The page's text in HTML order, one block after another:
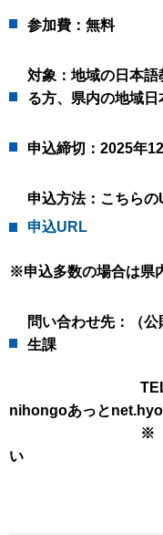
参加費：無料
対象：地域の日本
る方、県内の地域
申込締切：2025年
申込方法：こちら
申込URL
※申込多数の場合は県
問い合わせ先：（
生課
TEL：078-
nihongoあっと
※「あっと」
い